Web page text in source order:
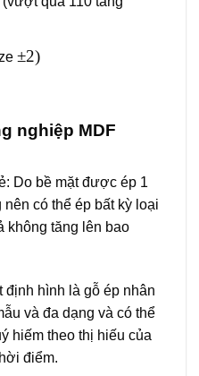
±2)
nghiệp MDF
Do bề mặt được ép 1
có thể ép bất kỳ loại
không tăng lên bao
định hình là gỗ ép nhân
và đa dạng và có thể
hiếm theo thị hiếu của
điểm.